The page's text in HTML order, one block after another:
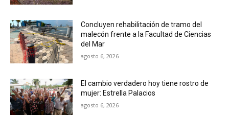
Concluyen rehabilitación de tramo del
malecón frente a la Facultad de Ciencias
del Mar
agosto 6, 2026
El cambio verdadero hoy tiene rostro de
mujer: Estrella Palacios
agosto 6, 2026